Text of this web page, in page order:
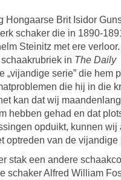
Hongaarse Brit Isidor
schaker die in 1890-
Steinitz met ere
in The Daily
„vijandige serie” die hem
die hij in die
kan dat wij
hebben gehad en dat
opduikt, kunnen wij
optreden van de vijandige
stak een andere
schaker Alfred William